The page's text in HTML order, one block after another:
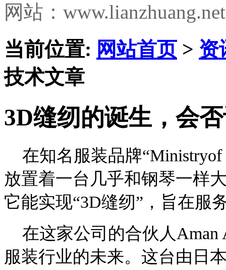
网站：www.lianzhuang.net
当前位置: 网站首页> 资
技术文章
3D缝纫的诞生，会
在知名服装品牌“Ministryof
放置着一台几乎和钢琴一样
它能实现“3D缝纫”，旨在服
在这家公司的合伙人Aman
服装行业的未来。这台由日